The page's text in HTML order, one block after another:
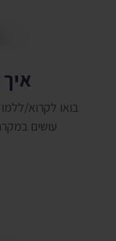
בואו לקרוא/
עושים